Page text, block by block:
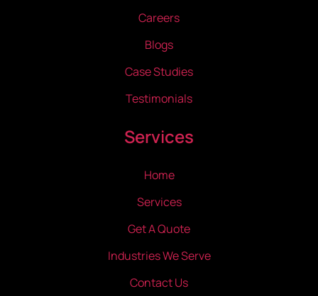
Careers
Blogs
Case Studies
Testimonials
Services
Home
Services
Get A Quote
Industries We Serve
Contact Us